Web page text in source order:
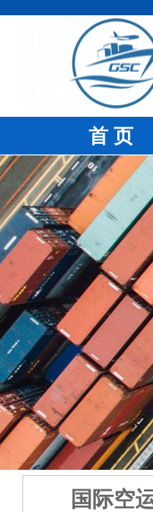
首 页
2 4 5
国际空